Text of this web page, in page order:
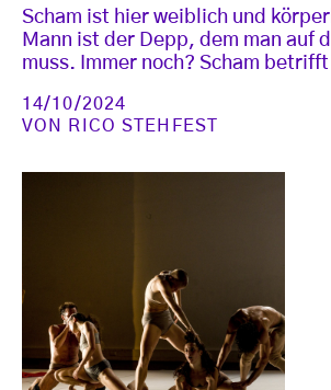
Scham ist hier weiblich und
Mann ist der Depp, dem man auf
muss. Immer noch? Scham
14/10/2024
VON
RICO STEHFEST